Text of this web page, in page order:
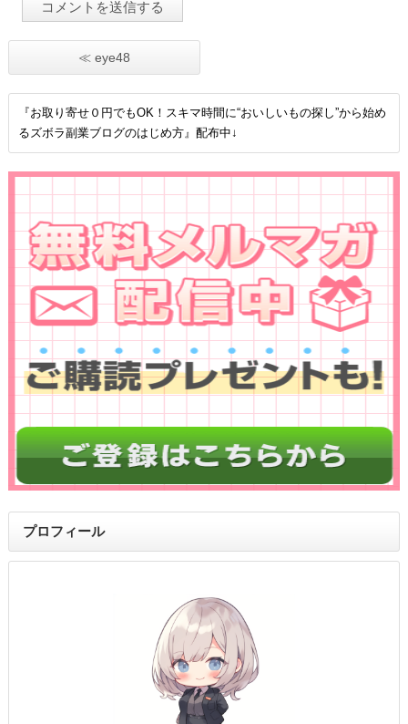
≪ eye48
『お取り寄せ０円でもOK！スキマ時間に“おいしいもの探し”から始め
るズボラ副業ブログのはじめ方』配布中↓
プロフィール